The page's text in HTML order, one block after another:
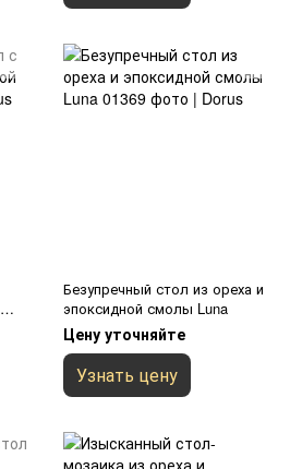
Безупречный стол из ореха и
эпоксидной смолы Luna
Цену уточняйте
Узнать цену